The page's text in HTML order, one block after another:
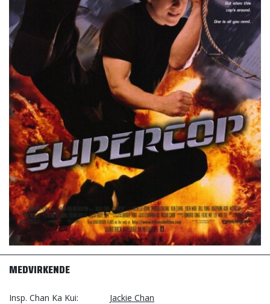
MEDVIRKENDE
Insp. Chan Ka Kui
Jackie Chan